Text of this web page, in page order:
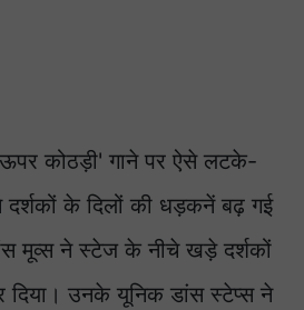
कोठड़ी' गाने पर ऐसे लटके-
के दिलों की धड़कनें बढ़ गई
मूव्स ने स्टेज के नीचे खड़े दर्शकों
उनके यूनिक डांस स्टेप्स ने